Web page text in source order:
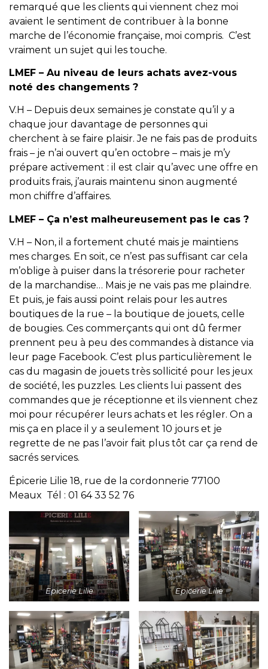
remarqué que les clients qui viennent chez moi
avaient le sentiment de contribuer à la bonne
marche de l’économie française, moi compris. C’est
vraiment un sujet qui les touche.
LMEF – Au niveau de leurs achats avez-vous
noté des changements ?
V.H – Depuis deux semaines je constate qu’il y a
chaque jour davantage de personnes qui
cherchent à se faire plaisir. Je ne fais pas de produits
frais – je n’ai ouvert qu’en octobre – mais je m’y
prépare activement : il est clair qu’avec une offre en
produits frais, j’aurais maintenu sinon augmenté
mon chiffre d’affaires.
LMEF – Ça n’est malheureusement pas le cas ?
V.H – Non, il a fortement chuté mais je maintiens
mes charges. En soit, ce n’est pas suffisant car cela
m’oblige à puiser dans la trésorerie pour racheter
de la marchandise… Mais je ne vais pas me plaindre.
Et puis, je fais aussi point relais pour les autres
boutiques de la rue – la boutique de jouets, celle
de bougies. Ces commerçants qui ont dû fermer
prennent peu à peu des commandes à distance via
leur page Facebook. C’est plus particulièrement le
cas du magasin de jouets très sollicité pour les jeux
de société, les puzzles. Les clients lui passent des
commandes que je réceptionne et ils viennent chez
moi pour récupérer leurs achats et les régler. On a
mis ça en place il y a seulement 10 jours et je
regrette de ne pas l’avoir fait plus tôt car ça rend de
sacrés services.
Épicerie Lilie 18, rue de la cordonnerie 77100
Meaux Tél : 01 64 33 52 76
Epicerie Lilie Epicerie Lilie